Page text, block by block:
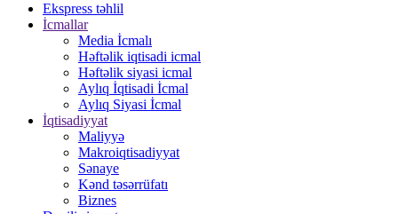
Ekspress təhlil
İcmallar
Media İcmalı
Həftəlik iqtisadi icmal
Həftəlik siyasi icmal
Aylıq İqtisadi İcmal
Aylıq Siyasi İcmal
İqtisadiyyat
Maliyyə
Makroiqtisadiyyat
Sənaye
Kənd təsərrüfatı
Biznes